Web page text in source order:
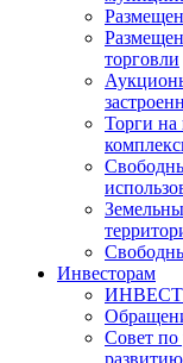
торговли
Торги на
Инвесторам
Совет